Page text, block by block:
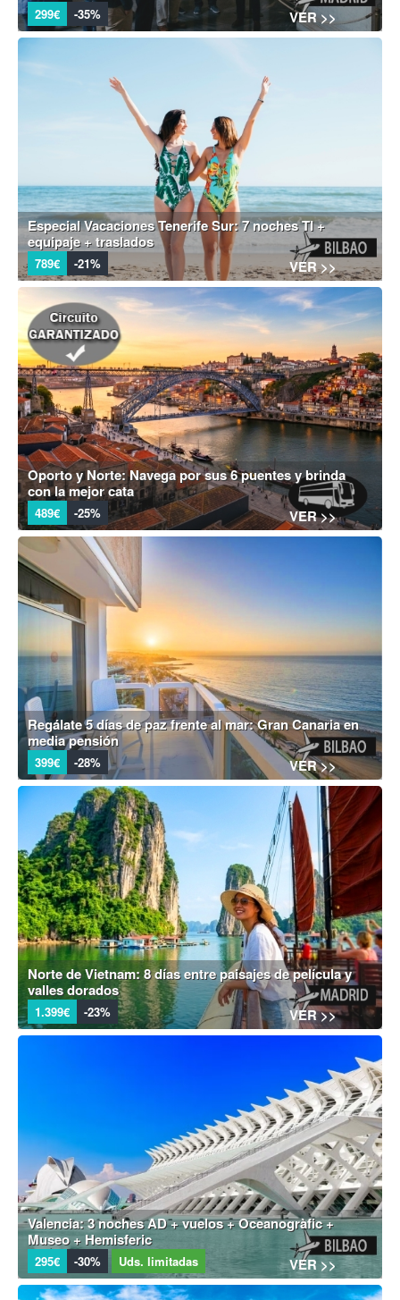
299€ -35% VER >>
Especial Vacaciones Tenerife Sur: 7 noches TI +
equipaje + traslados
789€ -21% VER >>
Oporto y Norte: Navega por sus 6 puentes y brinda
con la mejor cata
489€ -25% VER >>
Regálate 5 días de paz frente al mar: Gran Canaria en
media pensión
399€ -28% VER >>
Norte de Vietnam: 8 días entre paisajes de película y
valles dorados
1.399€ -23% VER >>
Valencia: 3 noches AD + vuelos + Oceanogràfic +
Museo + Hemisferic
295€ -30% Uds. limitadas VER >>